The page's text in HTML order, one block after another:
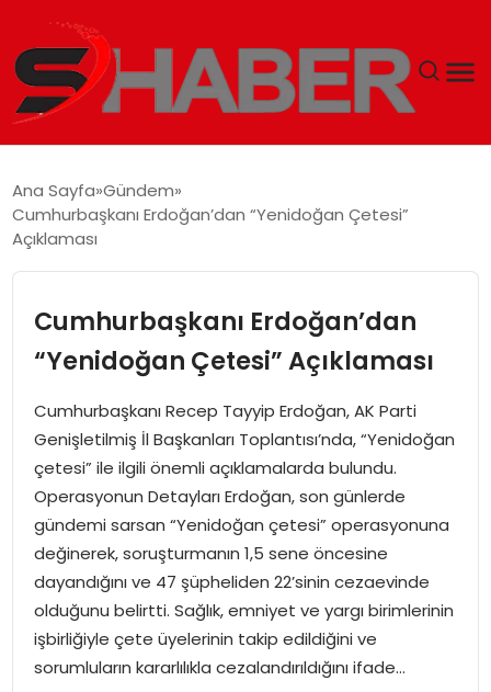
MAGAZIN
EKONOMI
SIYASET
EĞITIM
YAŞAM
Ana Sayfa Gündem
Cumhurbaşkanı Erdoğan’dan “Yenidoğan Çetesi”
Açıklaması
Cumhurbaşkanı Erdoğan’dan
“Yenidoğan Çetesi” Açıklaması
Cumhurbaşkanı Recep Tayyip Erdoğan, AK Parti
Genişletilmiş İl Başkanları Toplantısı’nda, “Yenidoğan
çetesi” ile ilgili önemli açıklamalarda bulundu.
Operasyonun Detayları Erdoğan, son günlerde
gündemi sarsan “Yenidoğan çetesi” operasyonuna
değinerek, soruşturmanın 1,5 sene öncesine
dayandığını ve 47 şüpheliden 22’sinin cezaevinde
olduğunu belirtti. Sağlık, emniyet ve yargı birimlerinin
işbirliğiyle çete üyelerinin takip edildiğini ve
sorumluların kararlılıkla cezalandırıldığını ifade…